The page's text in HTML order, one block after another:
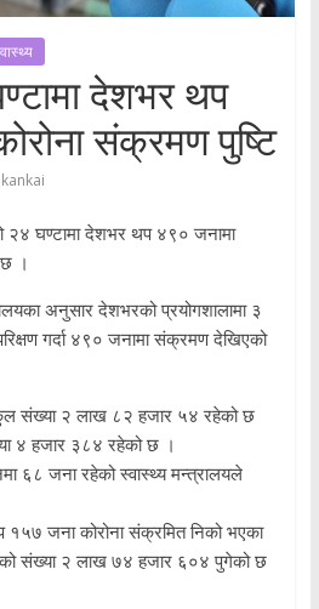
देशभर थप
संक्रमण पुष्टि
kankai
२४ घण्टामा देशभर थप ४९० जनामा
।
अनुसार देशभरको प्रयोगशालामा ३
गर्दा ४९० जनामा संक्रमण देखिएको
संख्या २ लाख ८२ हजार ५४ रहेको छ
४ हजार ३८४ रहेको छ ।
६८ जना रहेको स्वास्थ्य मन्त्रालयले
१५७ जना कोरोना संक्रमित निको भएका
संख्या २ लाख ७४ हजार ६०४ पुगेको छ